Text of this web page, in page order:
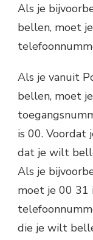
Als je
bellen, moet
Als je vanuit
bellen, moet
is 00. Voordat
dat je wilt
Als je
moet je 00 31
die je wilt